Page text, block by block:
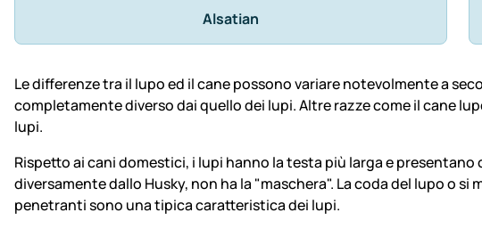
Alsatian
Le differenze tra il lupo ed il cane possono variare notevolmente a
completamente diverso dai quello dei lupi. Altre razze come il cane
lupi.
Rispetto ai cani domestici, i lupi hanno la testa più larga e
diversamente dallo Husky, non ha la "maschera". La coda del lupo o
penetranti sono una tipica caratteristica dei lupi.